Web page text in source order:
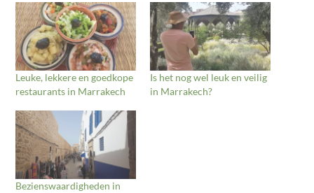
Leuke, lekkere en goedkope
restaurants in Marrakech
Is het nog wel leuk en veilig
in Marrakech?
Bezienswaardigheden in